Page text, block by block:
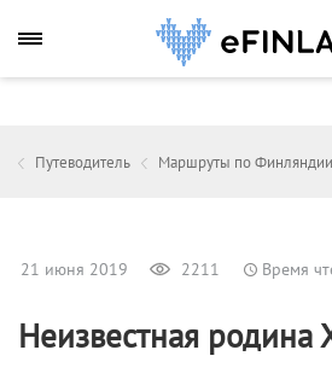
Путеводитель Маршруты по Финляндии
21 июня 2019 2211 Время
Неизвестная родина